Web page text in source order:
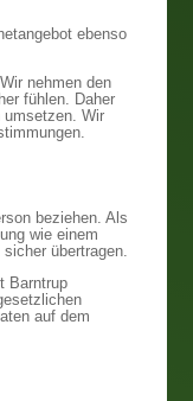
ebenso
nehmen den
fühlen. Daher
umsetzen. Wir
beziehen. Als
wie einem
übertragen.
Barntrup
auf dem